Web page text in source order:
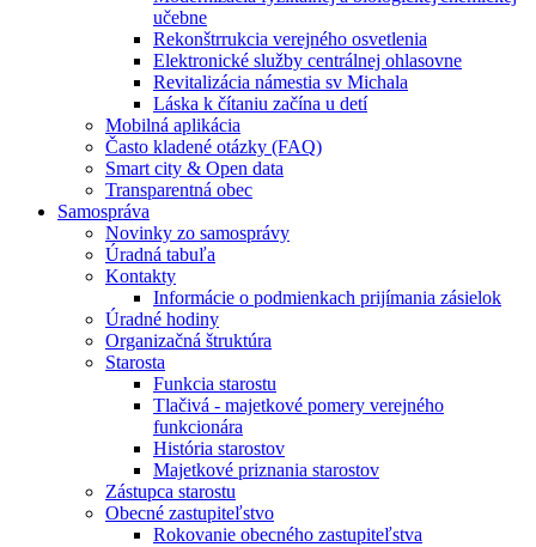
učebne
Rekonštrrukcia verejného osvetlenia
Elektronické služby centrálnej ohlasovne
Revitalizácia námestia sv Michala
Láska k čítaniu začína u detí
Mobilná aplikácia
Často kladené otázky (FAQ)
Smart city & Open data
Transparentná obec
Samospráva
Novinky zo samosprávy
Úradná tabuľa
Kontakty
Informácie o podmienkach prijímania zásielok
Úradné hodiny
Organizačná štruktúra
Starosta
Funkcia starostu
Tlačivá - majetkové pomery verejného
funkcionára
História starostov
Majetkové priznania starostov
Zástupca starostu
Obecné zastupiteľstvo
Rokovanie obecného zastupiteľstva